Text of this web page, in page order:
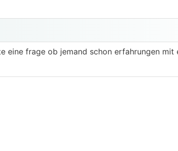
eine frage ob jemand schon erfahrungen mit